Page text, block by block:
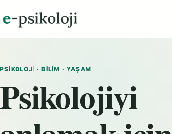
PSIKOLOJI · BILIM · YAŞAM
Psikolojiyi